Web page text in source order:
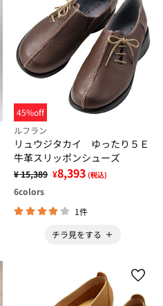
45%off
ルフラン
リュウジタカイ ゆったり５Ｅ
牛革スリッポンシューズ
¥ 15,389 ¥8,393 (税込)
6colors
1件
チラ見をする